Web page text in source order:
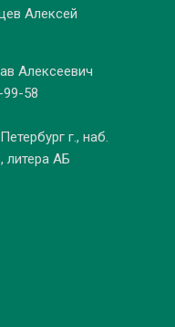
Алексей
Алексеевич
58
г., наб.
литера АБ